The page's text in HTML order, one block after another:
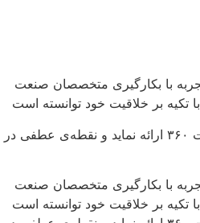
با بکارگیری متخصصان صنعت
با تکیه بر خلاقیت خود توانسته است
سبد خدمات کاملی را به صورت ۳۶۰ ارائه نماید و نقطه‌ی عطفی در
با بکارگیری متخصصان صنعت
با تکیه بر خلاقیت خود توانسته است